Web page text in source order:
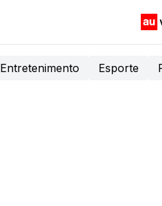
Entretenimento Esporte